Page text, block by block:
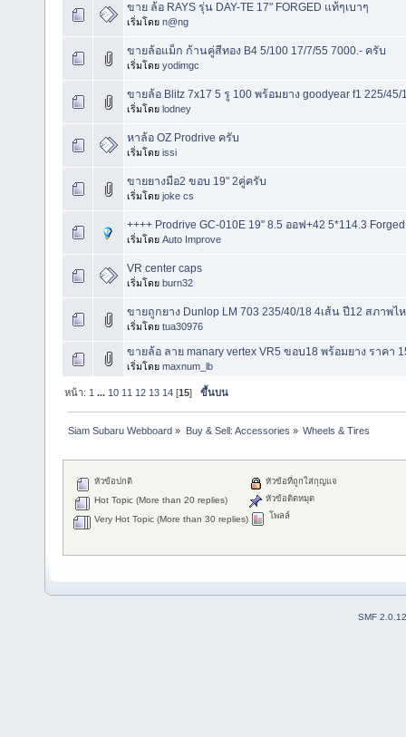
ขาย ล้อ RAYS รุ่น DAY-TE 17" FORGED แท้ๆเบาๆ
เริ่มโดย n@ng
ขายล้อแม็ก ก้านคู่สีทอง B4 5/100 17/7/55 7000.- ครับ
เริ่มโดย yodimgc
ขายล้อ Blitz 7x17 5 รู 100 พร้อมยาง goodyear f1 225/45/
เริ่มโดย lodney
หาล้อ OZ Prodrive ครับ
เริ่มโดย issi
ขายยางมือ2 ขอบ 19" 2คู่ครับ
เริ่มโดย joke cs
++++ Prodrive GC-010E 19" 8.5 ออฟ+42 5*114.3
เริ่มโดย Auto Improve
VR center caps
เริ่มโดย burn32
ขายถูกยาง Dunlop LM 703 235/40/18 4เส้น ปี12 สภาพไ
เริ่มโดย tua30976
ขายล้อ ลาย manary vertex VR5 ขอบ18 พร้อมยาง ราคา
เริ่มโดย maxnum_lb
หน้า: 1 ... 10 11 12 13 14 [15]ขึ้นบน
Siam Subaru Webboard » Buy & Sell: Accessories » Wheels & Tires
หัวข้อปกติ
Hot Topic (More than 20 replies)
Very Hot Topic (More than 30 replies)
หัวข้อที่ถูกใส่กุญแจ
หัวข้อติดหมุด
โพลล์
SMF 2.0.12